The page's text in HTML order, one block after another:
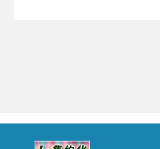
实际执行